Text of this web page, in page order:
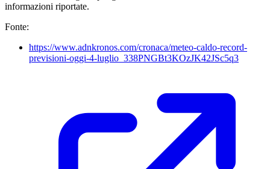
informazioni riportate.
Fonte:
https://www.adnkronos.com/cronaca/meteo-caldo-record-
previsioni-oggi-4-luglio_338PNGBt3KOzJK42JSc5q3